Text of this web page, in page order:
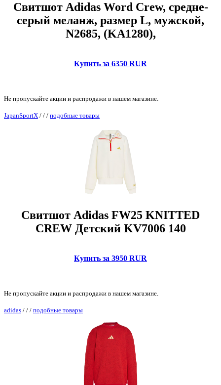
Свитшот Adidas Word Crew, средне-
серый меланж, размер L, мужской,
N2685, (KA1280),
Купить за 6350 RUR
Не пропускайте акции и распродажи в нашем магазине.
JapanSportX / / / подобные товары
Свитшот Adidas FW25 KNITTED
CREW Детский KV7006 140
Купить за 3950 RUR
Не пропускайте акции и распродажи в нашем магазине.
adidas / / / подобные товары